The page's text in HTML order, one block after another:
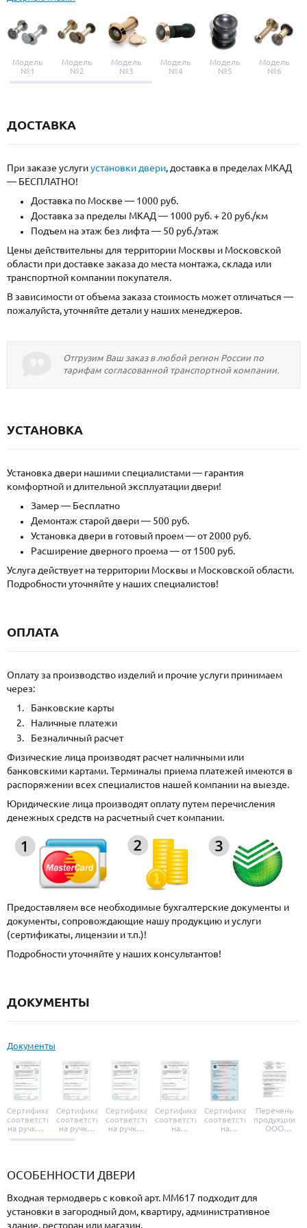
Модель
№1
Модель
№2
Модель
№3
Модель
№4
Модель
№5
Модель
№6
ДОСТАВКА
При заказе услугиустановки двери, доставка в пределах МКАД
— БЕСПЛАТНО!
Доставка по Москве — 1000 руб.
Доставка за пределы МКАД — 1000 руб. + 20 руб./км
Подъем на этаж без лифта — 50 руб./этаж
Цены действительны для территории Москвы и Московской
области при доставке заказа до места монтажа, склада или
транспортной компании покупателя.
В зависимости от объема заказа стоимость может отличаться —
пожалуйста, уточняйте детали у наших менеджеров.
Отгрузим Ваш заказ в любой регион России по
тарифам согласованной транспортной компании.
УСТАНОВКА
Установка двери нашими специалистами — гарантия
комфортной и длительной эксплуатации двери!
Замер — Бесплатно
Демонтаж старой двери — 500 руб.
Установка двери в готовый проем — от 2000 руб.
Расширение дверного проема — от 1500 руб.
Услуга действует на территории Москвы и Московской области.
Подробности уточняйте у наших специалистов!
ОПЛАТА
Оплату за производство изделий и прочие услуги принимаем
через:
Банковские карты
Наличные платежи
Безналичный расчет
Физические лица производят расчет наличными или
банковскими картами. Терминалы приема платежей имеются в
распоряжении всех специалистов нашей компании на выезде.
Юридические лица производят оплату путем перечисления
денежных средств на расчетный счет компании.
Предоставляем все необходимые бухгалтерские документы и
документы, сопровождающие нашу продукцию и услуги
(сертификаты, лицензии и т.п.)!
Подробности уточняйте у наших консультантов!
ДОКУМЕНТЫ
Документы
Сертификат
соответствия
на ручки и
броненакладки
Сертификат
соответствия
на ручки-
защелки
Сертификат
соответствия
на ручки-
Сертификат
соответствия
на
Сертификат
соответствия
на
Перечень
продукции
ООО
ОСОБЕННОСТИ ДВЕРИ
Входная термодверь с ковкой арт. ММ617 подходит для
установки в загородный дом, квартиру, административное
здание, ресторан или магазин.